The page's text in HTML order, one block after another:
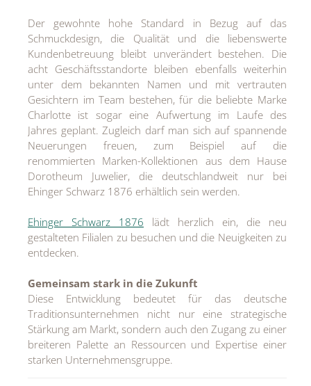
Der gewohnte hohe Standard in Bezug auf das
Schmuckdesign, die Qualität und die liebenswerte
Kundenbetreuung bleibt unverändert bestehen. Die
acht Geschäftsstandorte bleiben ebenfalls weiterhin
unter dem bekannten Namen und mit vertrauten
Gesichtern im Team bestehen, für die beliebte Marke
Charlotte ist sogar eine Aufwertung im Laufe des
Jahres geplant. Zugleich darf man sich auf spannende
Neuerungen freuen, zum Beispiel auf die
renommierten Marken-Kollektionen aus dem Hause
Dorotheum Juwelier, die deutschlandweit nur bei
Ehinger Schwarz 1876 erhältlich sein werden.
Ehinger Schwarz 1876 lädt herzlich ein, die neu
gestalteten Filialen zu besuchen und die Neuigkeiten zu
entdecken.
Gemeinsam stark in die Zukunft
Diese Entwicklung bedeutet für das deutsche
Traditionsunternehmen nicht nur eine strategische
Stärkung am Markt, sondern auch den Zugang zu einer
breiteren Palette an Ressourcen und Expertise einer
starken Unternehmensgruppe.